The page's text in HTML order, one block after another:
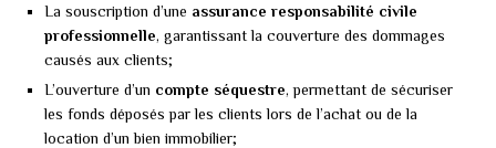
La souscription d’une assurance responsabilité civile
professionnelle, garantissant la couverture des dommages
causés aux clients;
L’ouverture d’un compte séquestre, permettant de sécuriser
les fonds déposés par les clients lors de l’achat ou de la
location d’un bien immobilier;